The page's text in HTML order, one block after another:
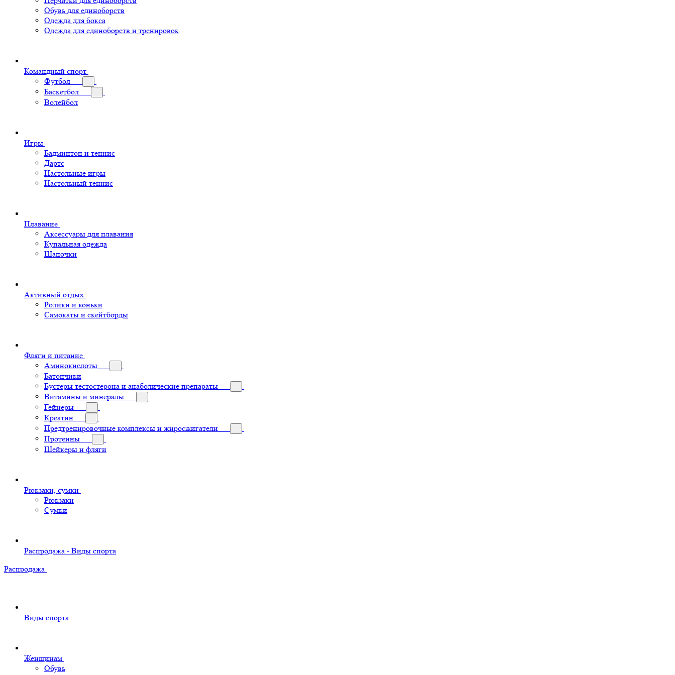
Обувь для единоборств
Одежда для бокса
Одежда для единоборств и тренировок
Командный спорт
Футбол
Баскетбол
Волейбол
Игры
Бадминтон и теннис
Дартс
Настольные игры
Настольный теннис
Плавание
Аксессуары для плавания
Купальная одежда
Шапочки
Активный отдых
Ролики и коньки
Самокаты и скейтборды
Фляги и питание
Аминокислоты
Батончики
Бустеры тестостерона и анаболические препараты
Витамины и минералы
Гейнеры
Креатин
Предтренировочные комплексы и жиросжигатели
Протеины
Шейкеры и фляги
Рюкзаки, сумки
Рюкзаки
Сумки
Распродажа - Виды спорта
Распродажа
Виды спорта
Женщинам
Обувь